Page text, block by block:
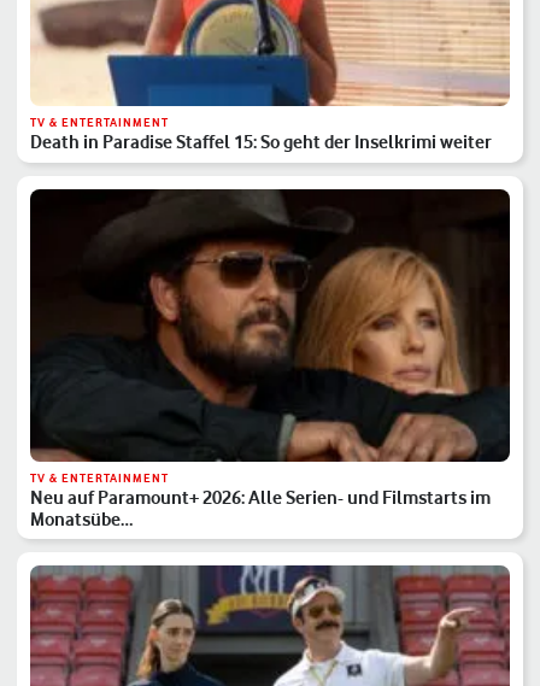
TV & ENTERTAINMENT
Death in Paradise Staffel 15: So geht der Inselkrimi weiter
TV & ENTERTAINMENT
Neu auf Paramount+ 2026: Alle Serien- und Filmstarts im
Monatsübe…